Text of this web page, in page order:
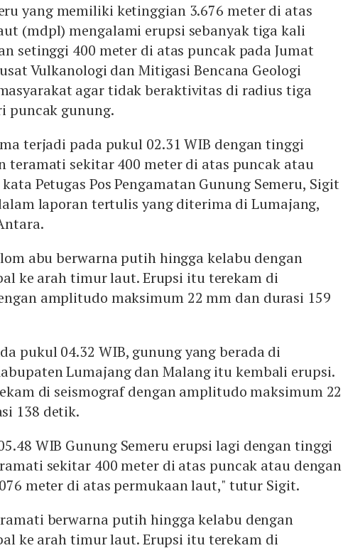
yang memiliki ketinggian 3.676 meter di atas
(mdpl) mengalami erupsi sebanyak tiga kali
setinggi 400 meter di atas puncak pada Jumat
Vulkanologi dan Mitigasi Bencana Geologi
agar tidak beraktivitas di radius tiga
puncak gunung.
terjadi pada pukul 02.31 WIB dengan tinggi
teramati sekitar 400 meter di atas puncak atau
kata Petugas Pos Pengamatan Gunung Semeru, Sigit
laporan tertulis yang diterima di Lumajang,
abu berwarna putih hingga kelabu dengan
ke arah timur laut. Erupsi itu terekam di
amplitudo maksimum 22 mm dan durasi 159
pukul 04.32 WIB, gunung yang berada di
Lumajang dan Malang itu kembali erupsi.
di seismograf dengan amplitudo maksimum 22
138 detik.
WIB Gunung Semeru erupsi lagi dengan tinggi
sekitar 400 meter di atas puncak atau dengan
meter di atas permukaan laut," tutur Sigit.
berwarna putih hingga kelabu dengan
ke arah timur laut. Erupsi itu terekam di